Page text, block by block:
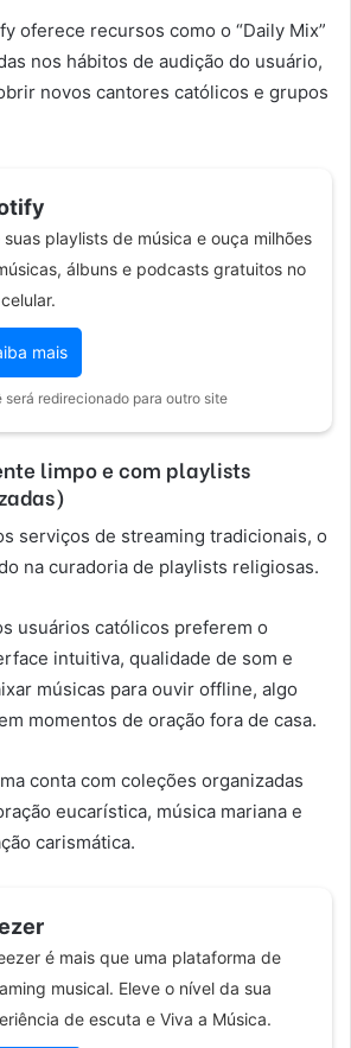
oferece recursos como o “Daily Mix”
nos hábitos de audição do usuário,
novos cantores católicos e grupos
suas playlists de música e ouça milhões
álbuns e podcasts gratuitos no
mais
será redirecionado para outro site
limpo e com playlists
serviços de streaming tradicionais, o
na curadoria de playlists religiosas.
usuários católicos preferem o
intuitiva, qualidade de som e
músicas para ouvir offline, algo
momentos de oração fora de casa.
conta com coleções organizadas
eucarística, música mariana e
carismática.
é mais que uma plataforma de
musical. Eleve o nível da sua
de escuta e Viva a Música.